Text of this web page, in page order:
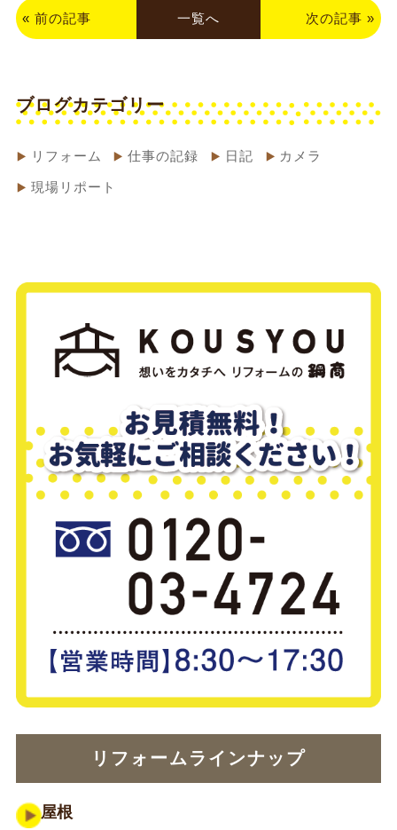
« 前の記事 一覧へ 次の記事 »
ブログカテゴリー
リフォーム 仕事の記録 日記 カメラ
現場リポート
リフォームラインナップ
屋根